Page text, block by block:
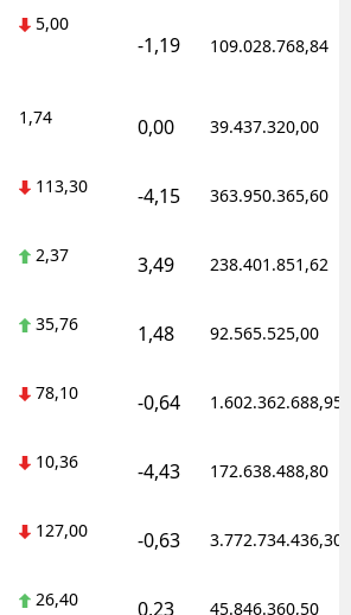
5,00
-1,19 109.028.768,84
1,74 0,00 39.437.320,00
113,30 -4,15 363.950.365,60
2,37 3,49 238.401.851,62
35,76 1,48 92.565.525,00
78,10 -0,64 1.602.362.688,95
10,36 -4,43 172.638.488,80
127,00 -0,63 3.772.734.436,30
26,40 0,23 45.846.360,50